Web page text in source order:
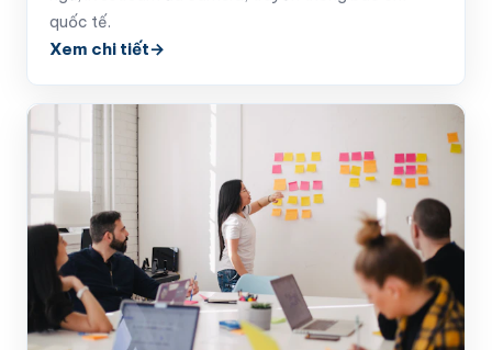
quốc tế.
Xem chi tiết